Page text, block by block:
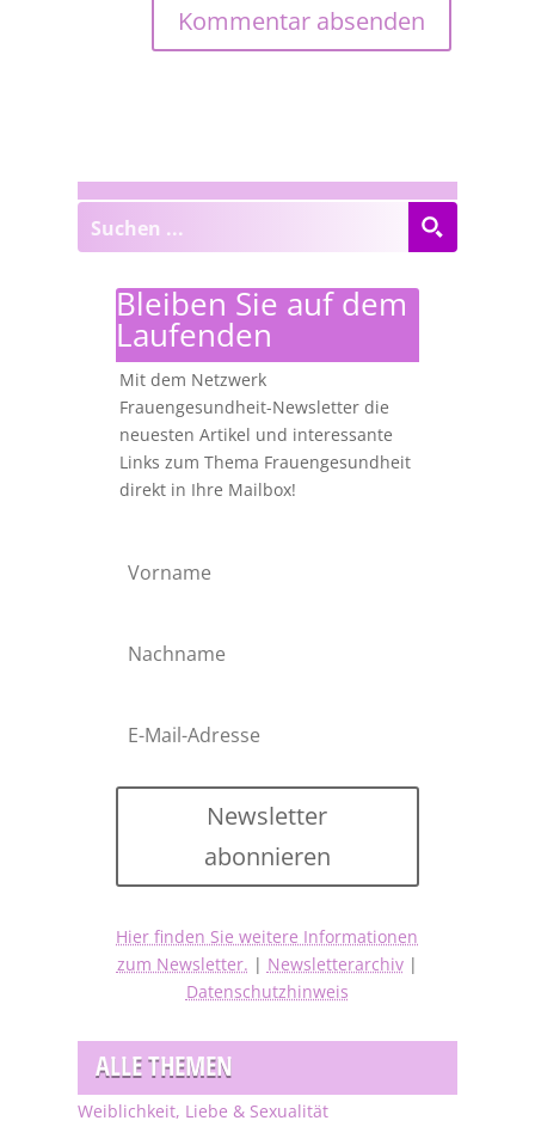
Bleiben Sie auf dem
Laufenden
Mit dem Netzwerk
Frauengesundheit-Newsletter die
neuesten Artikel und interessante
Links zum Thema Frauengesundheit
direkt in Ihre Mailbox!
Newsletter
abonnieren
Hier finden Sie weitere Informationen
zum Newsletter. | Newsletterarchiv|
Datenschutzhinweis
ALLE THEMEN
Weiblichkeit, Liebe & Sexualität